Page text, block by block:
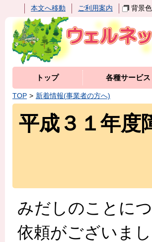
本文へ移動 ご利用案内 背景色
トップ 各種サービ
TOP 新着情報(事業者の方へ)
平成３１年度
みだしのことに
依頼がございま